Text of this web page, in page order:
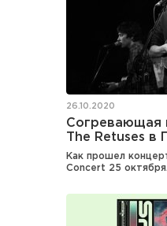
26.10.2020
Согревающая
The Retuses в
Как прошел
Concert 25 октября.